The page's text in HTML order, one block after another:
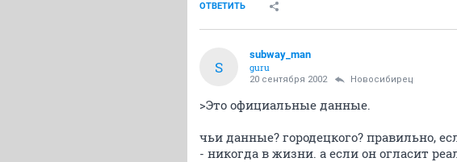
ОТВЕТИТЬ
S
subway_man
guru
20 сентября 2002 Новосибирец
>Это официальные данные.
чьи данные? городецкого? правильно,
- никогда в жизни. а если он огласит